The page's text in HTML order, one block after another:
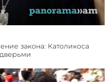
закона: Католикоса